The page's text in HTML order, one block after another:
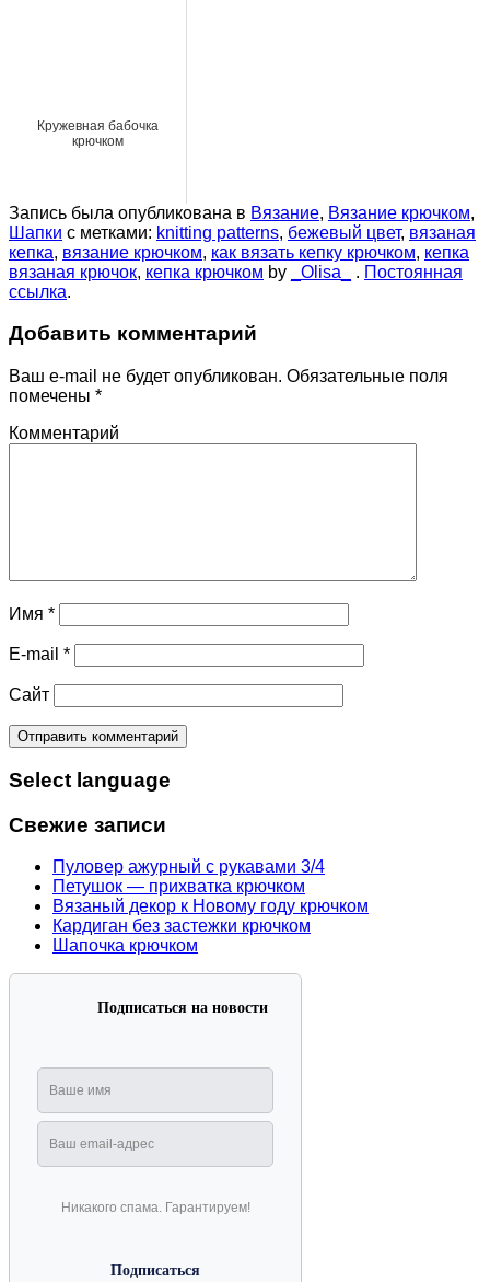
Кружевная бабочка
крючком
Запись была опубликована в Вязание, Вязание крючком,
Шапки с метками: knitting patterns, бежевый цвет, вязаная
кепка, вязание крючком, как вязать кепку крючком, кепка
вязаная крючок, кепка крючком by _Olisa_ . Постоянная
ссылка.
Добавить комментарий
Ваш e-mail не будет опубликован. Обязательные поля
помечены *
Комментарий
Имя *
E-mail *
Сайт
Select language
Свежие записи
Пуловер ажурный с рукавами 3/4
Петушок — прихватка крючком
Вязаный декор к Новому году крючком
Кардиган без застежки крючком
Шапочка крючком
Подписаться на новости
Никакого спама. Гарантируем!